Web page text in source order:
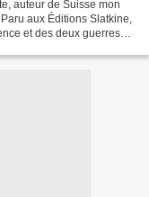
auteur de Suisse mon
aux Éditions Slatkine,
et des deux guerres